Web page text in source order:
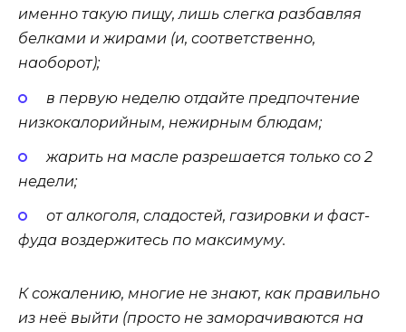
именно такую пищу, лишь слегка разбавляя
белками и жирами (и, соответственно,
наоборот);
в первую неделю отдайте предпочтение
низкокалорийным, нежирным блюдам;
жарить на масле разрешается только со 2
недели;
от алкоголя, сладостей, газировки и фаст-
фуда воздержитесь по максимуму.
К сожалению, многие не знают, как правильно
из неё выйти (просто не заморачиваются на